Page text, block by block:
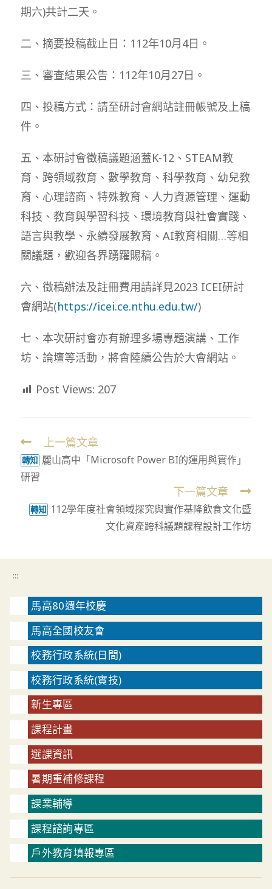
期六)共計二天。
二、摘要投稿截止日：112年10月4日。
三、審查結果公告：112年10月27日。
四、投稿方式：請至研討會網站註冊帳號及上稿
件。
五、本研討會徵稿議題涵蓋K-12、STEAM教
育、跨領域教育、數學教育、科學教育、幼兒教
育、心理諮商、特殊教育、人力資源管理、運動
科技、教育與學習科技、環境教育與社會實踐、
語言與教學、永續發展教育、AI教育相關…等相
關議題，歡迎各界踴躍賜稿。
六、徵稿辦法及註冊費用請詳見2023 ICEI研討
會網站(https://icei.ce.nthu.edu.tw/)
七、本次研討會亦有辦理多場專題演講、工作
坊、論壇等活動，將會陸續公告於大會網站。
Post Views: 207
Read
more
articles
上一篇文章
轉知 麗山高中「Microsoft Power BI的運用與實作」
研習
下一篇文章
轉知 112學年度社會領域探究與實作基隆飲食文化暨
文化資產跨科議題課程設計工作坊
:::
馬高80週年校慶
馬高全國校友會
校務行政系統(日間)
校務行政系統(實技)
新生專區
課程計畫
選課資訊
暑期重補修課程
課業輔導
課程諮詢專區
戶外教育填報專區